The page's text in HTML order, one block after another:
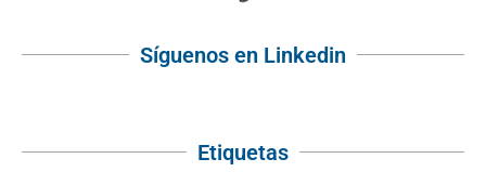
Síguenos en Linkedin
Etiquetas